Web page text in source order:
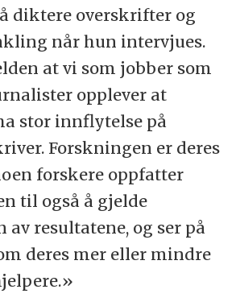
diktere overskrifter og
når hun intervjues.
at vi som jobber som
opplever at
stor innflytelse på
Forskningen er deres
forskere oppfatter
til også å gjelde
av resultatene, og ser på
deres mer eller mindre